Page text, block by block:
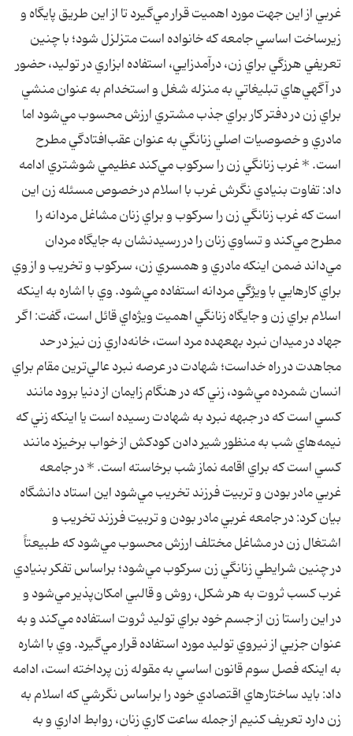
غربي از اين جهت مورد اهميت قرار مي‌گيرد تا از اين طريق پايگاه و
زيرساخت اساسي جامعه كه خانواده است متزلزل شود؛ با چنين
تعريفي هرزگي براي زن، درآمدزايي، استفاده ابزاري در توليد، حضور
در آگهي‌هاي تبليغاتي به منزله شغل و استخدام به عنوان منشي
براي زن در دفتر كار براي جذب مشتري ارزش محسوب مي‌شود اما
مادري و خصوصيات اصلي زنانگي به عنوان عقب‌افتادگي مطرح
است. * غرب زنانگي زن را سركوب مي‌كند عظيمي‌ شوشتري ادامه
داد: تفاوت بنيادي نگرش غرب با اسلام در خصوص مسئله زن اين
است كه غرب زنانگي زن را سركوب و براي زنان مشاغل مردانه را
مطرح مي‌كند و تساوي زنان را در رسيدنشان به جايگاه مردان
مي‌داند ضمن اينكه مادري و همسري زن، سركوب و تخريب و از وي
براي كارهايي با ويژگي مردانه استفاده مي‌شود. وي با اشاره به اينكه
اسلام براي زن و جايگاه زنانگي اهميت ويژه‌اي قائل است، گفت: اگر
جهاد در ميدان نبرد به‎عهده مرد است، خانه‌داري زن نيز در حد
مجاهدت در راه خداست؛ شهادت در عرصه نبرد عالي‌ترين مقام براي
انسان شمرده مي‌شود، زني كه در هنگام زايمان از دنيا برود مانند
كسي است كه در جبهه نبرد به شهادت رسيده است يا اينكه زني كه
نيمه‌هاي شب به منظور شير دادن كودكش از خواب برخيزد مانند
كسي است كه براي اقامه نماز شب برخاسته است. * در جامعه
غربي مادر بودن و تربيت فرزند تخريب مي‌شود اين استاد دانشگاه
بيان كرد: در جامعه غربي مادر بودن و تربيت فرزند تخريب و
اشتغال زن در مشاغل مختلف ارزش محسوب مي‌شود كه طبيعتاً
در چنين شرايطي زنانگي زن سركوب مي‌شود؛ براساس تفكر بنيادي
غرب كسب ثروت به هر شكل، روش و قالبي امكان‌پذير مي‌شود و
در اين راستا زن از جسم خود براي توليد ثروت استفاده مي‌كند و به
عنوان جزيي از نيروي توليد مورد استفاده قرار مي‌گيرد. وي با اشاره
به اينكه فصل سوم قانون اساسي به مقوله زن پرداخته است، ادامه
داد: بايد ساختار‌هاي اقتصادي خود را براساس نگرشي كه اسلام به
زن دارد تعريف كنيم از جمله ساعت كاري زنان، روابط اداري و به